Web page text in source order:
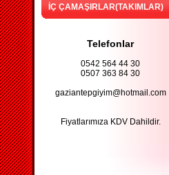
İÇ ÇAMAŞIRLAR(TAKIMLAR)
Telefonlar
0542 564 44 30
0507 363 84 30
gaziantepgiyim@hotmail.com
Fiyatlarımıza KDV Dahildir.